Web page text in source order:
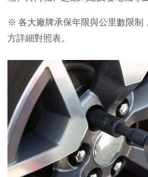
※ 各大廠牌承保年限與公里數限制
方詳細對照表。